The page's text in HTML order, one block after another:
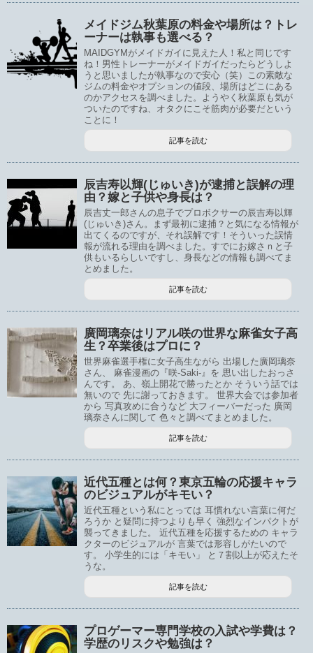
メイドジム秋葉原の料金や場所は？トレ
ーナーは執事も選べる？
MAIDGYMがメイドガイに見えた人！私と同じです
ね！男性トレーナーがメイドガイだったらどうしよ
うと思いましたが執事なので安心（笑）この素敵な
ジムの料金やオプションの値段、場所はどこにある
のかアクセスを調べました。ようやく秋葉原も気が
ついたのですね、オタクにこそ筋肉が必要だという
ことに！
記事を読む
辰吉寿以輝(じゅいき)が逮捕と誤解の理
由？嫁と子供や身長は？
辰吉丈一郎さんの息子でプロボクサーの辰吉寿以輝
(じゅいき)さん。まず最初に逮捕？と気になる情報が
出てくるのですが、それ誤解です！そういった誤情
報が流れる理由を調べました。すでにお嫁さｎと子
供もいるらしいですし、身長などの情報も調べてま
とめました。
記事を読む
廣岡璃奈はリアル咲の世界な麻雀女子高
生？卒業後はプロに？
世界麻雀選手権に女子高生ながら 出場した廣岡璃奈
さん、 麻雀漫画の『咲-Saki-』を 思い出したおっさ
んです。 あ、嶺上開花で勝ったとか そういう話では
無いので 先に謝っておきます。 世界大会では参加者
から 写真攻めに合うなど 大フィーバーだった 廣岡
璃奈さんに関して 色々と調べてまとめました。
記事を読む
近代五種とは何？東京五輪の応援キャラ
のビジュアルがキモい？
近代五種という私にとっては 耳慣れない言葉に何だ
ろうか と疑問に持つよりも早く 強烈なインパクトが
襲ってきました。 近代五種を応援するための キャラ
クターのビジュアルが 言葉では形容しがたいので
す。 小学生的には「キモい」 と７割以上が応えたそ
うな。
記事を読む
プロゲーマー専門学校の入試や学費は？
学歴のリスクや勉強は？